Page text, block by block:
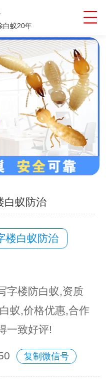
白蚁20年
白蚁防治
楼白蚁防治
字楼防白蚁,资质
蚁,价格优惠,合作
一致好评!
复制微信号